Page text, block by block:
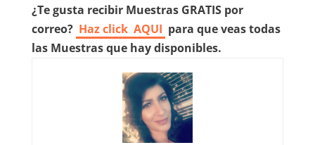
¿Te gusta recibir Muestras GRATIS por
correo? Haz click AQUI para que veas todas
las Muestras que hay disponibles.